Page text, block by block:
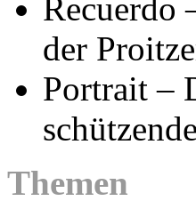
Recuerdo
der
Portrait –
Themen